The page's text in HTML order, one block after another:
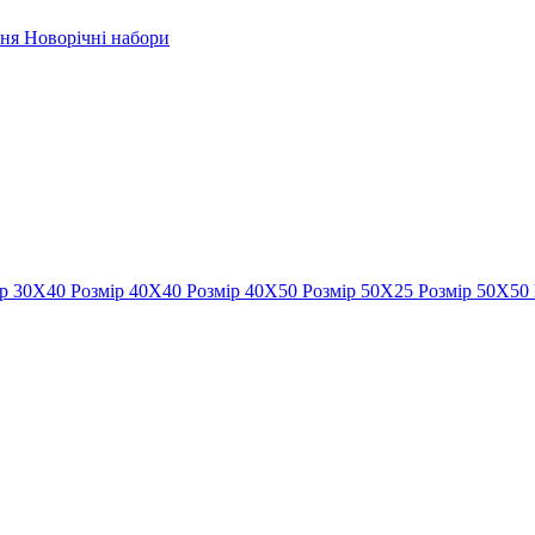
Новорічні набори
30Х40 Розмір 40Х40 Розмір 40Х50 Розмір 50Х25 Розмір 50Х50